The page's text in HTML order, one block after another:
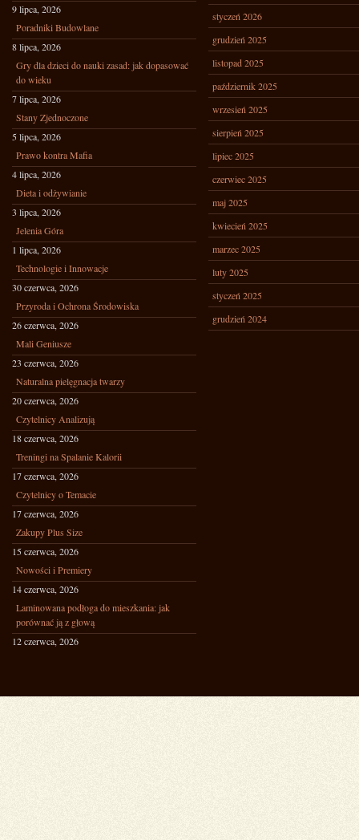
9 lipca, 2026
Poradniki Budowlane
8 lipca, 2026
Gry dla dzieci do nauki zasad: jak dopasować
do wieku
7 lipca, 2026
Stany Zjednoczone
5 lipca, 2026
Prawo kontra Mafia
4 lipca, 2026
Dieta i odżywianie
3 lipca, 2026
Jelenia Góra
1 lipca, 2026
Technologie i Innowacje
30 czerwca, 2026
Przyroda i Ochrona Środowiska
26 czerwca, 2026
Mali Geniusze
23 czerwca, 2026
Naturalna pielęgnacja twarzy
20 czerwca, 2026
Czytelnicy Analizują
18 czerwca, 2026
Treningi na Spalanie Kalorii
17 czerwca, 2026
Czytelnicy o Temacie
17 czerwca, 2026
Zakupy Plus Size
15 czerwca, 2026
Nowości i Premiery
14 czerwca, 2026
Laminowana podłoga do mieszkania: jak
porównać ją z głową
12 czerwca, 2026
styczeń 2026
grudzień 2025
listopad 2025
październik 2025
wrzesień 2025
sierpień 2025
lipiec 2025
czerwiec 2025
maj 2025
kwiecień 2025
marzec 2025
luty 2025
styczeń 2025
grudzień 2024